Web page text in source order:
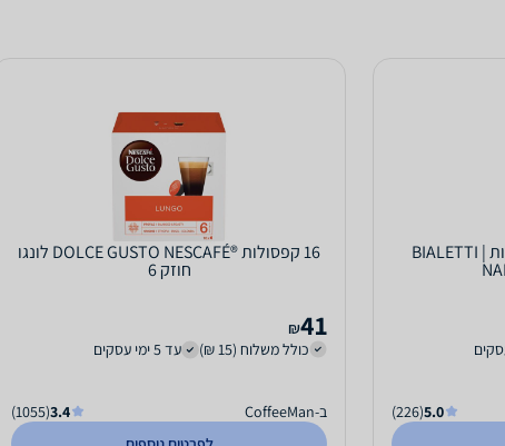
ביאלטי נאפולי בר 16 קפסולות | BIALETTI
5.0
(226)
16 קפסולות ®DOLCE GUSTO NESCAFÉ לונגו
חוזק 6
41
₪
כולל משלוח (15 ₪)
עד 5 ימי עסקים
ב-CoffeeMan 3.4
(1055)